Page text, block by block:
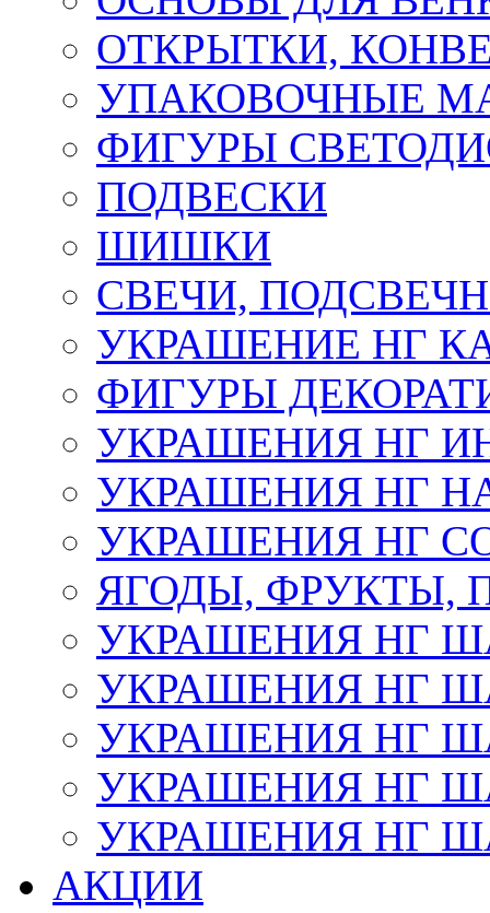
ОТКРЫТКИ,
УПАКОВОЧНЫЕ
ФИГУРЫ
ПОДВЕСКИ
ШИШКИ
СВЕЧИ,
УКРАШЕНИЕ НГ
ФИГУРЫ
УКРАШЕНИЯ НГ
УКРАШЕНИЯ НГ
УКРАШЕНИЯ НГ
ЯГОДЫ, ФРУКТЫ,
УКРАШЕНИЯ НГ
УКРАШЕНИЯ НГ
УКРАШЕНИЯ НГ
УКРАШЕНИЯ НГ
УКРАШЕНИЯ НГ
АКЦИИ